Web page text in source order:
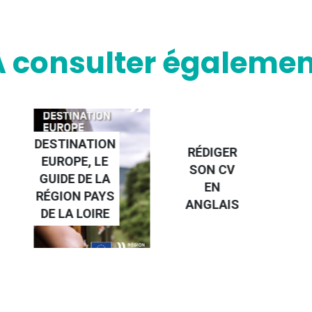
consulter
LA
PAYS
RÉDIGER
SON CV
EN
ANGLAIS